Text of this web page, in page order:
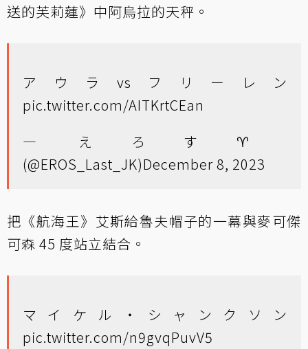
送的芙莉蓮》中阿烏拉的天秤。
アウラvsフリーレン
pic.twitter.com/AITKrtCEan
— えろす♈️
(@EROS_Last_JK)December 8, 2023
把《航海王》艾斯給魯夫帽子的一幕與麥可傑
可森 45 度站立結合。
マイケル・シャンクソン
pic.twitter.com/n9gvqPuvV5